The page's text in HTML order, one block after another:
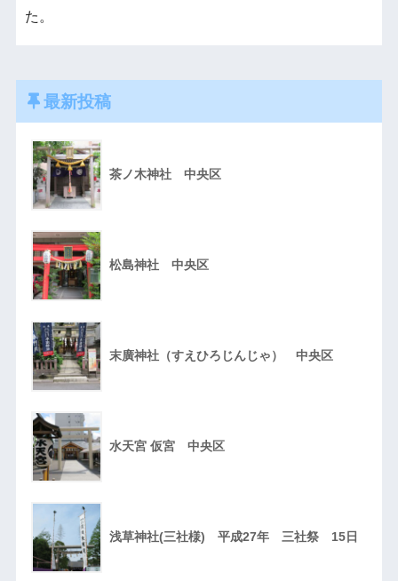
た。
最新投稿
茶ノ木神社 中央区
松島神社 中央区
末廣神社（すえひろじんじゃ） 中央区
水天宮 仮宮 中央区
浅草神社(三社様) 平成27年 三社祭 15日